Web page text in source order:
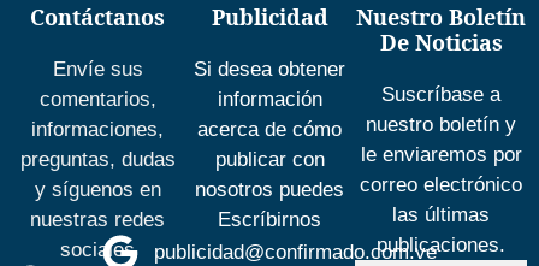
Contáctanos
Envíe sus
comentarios,
informaciones,
preguntas, dudas
y síguenos en
nuestras redes
sociales
Publicidad
Si desea obtener
información
acerca de cómo
publicar con
nosotros puedes
Escríbirnos
publicidad@confirmado.com.ve
Nuestro Boletín
De Noticias
Suscríbase a
nuestro boletín y
le enviaremos por
correo electrónico
las últimas
publicaciones.